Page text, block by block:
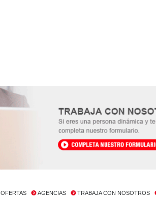
OFERTAS AGENCIAS TRABAJA CON NOSOTROS